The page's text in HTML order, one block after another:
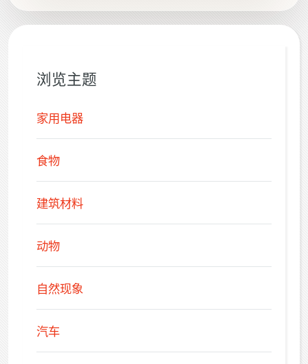
浏览主题
家用电器
食物
建筑材料
动物
自然现象
汽车